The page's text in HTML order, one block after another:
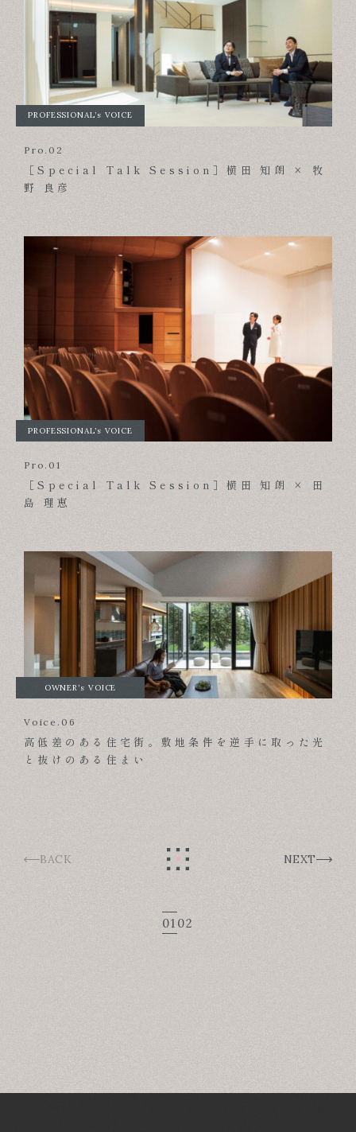
PROFESSIONAL’s VOICE
Pro.02
［Special Talk Session］横田 知朗 × 牧
野 良彦
PROFESSIONAL’s VOICE
Pro.01
［Special Talk Session］横田 知朗 × 田
島 理恵
OWNER’s VOICE
Voice.06
高低差のある住宅街。敷地条件を逆手に取った光
と抜けのある住まい
BACK
01 02
NEXT